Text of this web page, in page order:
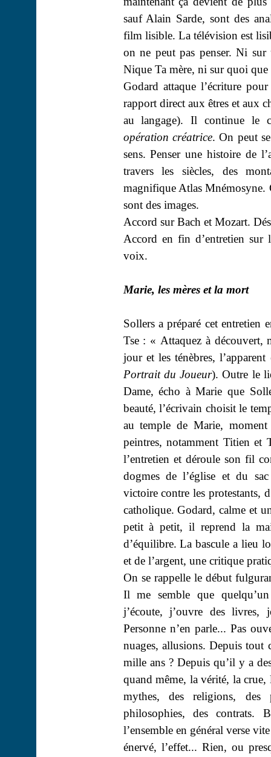
sauf Alain Sarde, sont des
film lisible. La télévision est
on ne peut pas penser. Ni
Nique Ta mère, ni sur quoi
Godard attaque l’écriture
rapport direct aux êtres et aux
au langage). Il continue le
opération créatrice. On peut
sens. Penser une histoire de
travers les siècles, des
magnifique Atlas Mnémosyne.
sont des images.
Accord sur Bach et Mozart.
Accord en fin d’entretien
voix.
Marie, les mères et la mort
Sollers a préparé cet entretien
Tse : « Attaquez à découvert,
jour et les ténèbres,
Portrait du Joueur). Outre le
Dame, écho à Marie que
beauté, l’écrivain choisit le
au temple de Marie,
peintres, notamment Titien et
l’entretien et déroule son fil
dogmes de l’église et du
victoire contre les protestants,
catholique. Godard, calme et
petit à petit, il reprend la
d’équilibre. La bascule a lieu
et de l’argent, une critique
On se rappelle le début
Il me semble que
j’écoute, j’ouvre des
Personne n’en parle... Pas
nuages, allusions. Depuis
mille ans ? Depuis qu’il y a
quand même, la vérité, la
mythes, des religions, des
philosophies, des contrats.
l’ensemble en général verse
énervé, l’effet... Rien, ou